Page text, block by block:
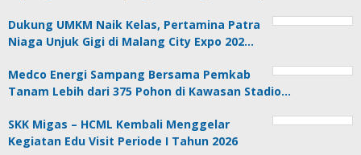
Dukung UMKM Naik Kelas, Pertamina Patra
Niaga Unjuk Gigi di Malang City Expo 202…
Medco Energi Sampang Bersama Pemkab
Tanam Lebih dari 375 Pohon di Kawasan Stadio…
SKK Migas – HCML Kembali Menggelar
Kegiatan Edu Visit Periode I Tahun 2026